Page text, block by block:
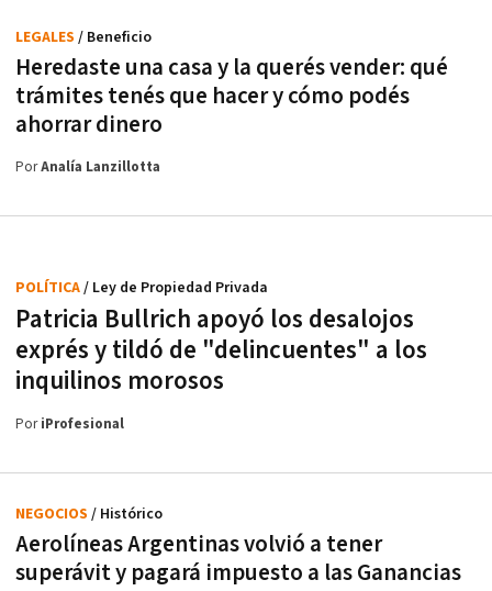
Heredaste una casa y la querés vender: qué
trámites tenés que hacer y cómo podés
ahorrar dinero
LEGALES / Beneficio
PorAnalía Lanzillotta
Patricia Bullrich apoyó los desalojos
exprés y tildó de "delincuentes" a los
inquilinos morosos
POLÍTICA/ Ley de Propiedad Privada
PoriProfesional
Aerolíneas Argentinas volvió a tener
superávit y pagará impuesto a las Ganancias
NEGOCIOS / Histórico